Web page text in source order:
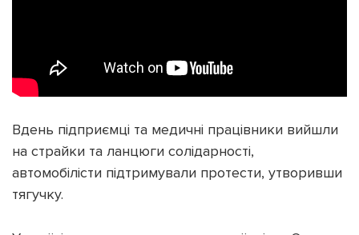
Вдень підприємці та медичні працівники вийшли
на страйки та ланцюги солідарності,
автомобілісти підтримували протести, утворивши
тягучку.